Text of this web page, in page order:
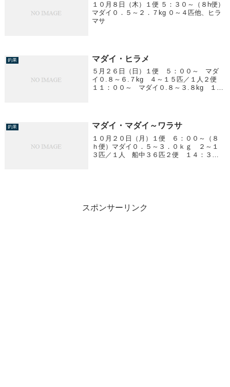
１０月８日（木）１便 ５：３０～（８h便）
マダイ０．５～２．７kg ０～４匹他、ヒラ
マサ
釣果 マダイ・ヒラメ
５月２６日（日）１便 ５：００～ マダ
イ０.８～６.７kg ４～１５匹／１人２便
１１：００～ マダイ０.８～３.８kg １～
釣果 マダイ・マダイ～ワラサ
１０月２０日（月）１便 ６：００～（８
ｈ便）マダイ０．５～３．０ｋｇ ２～１
３匹／１人 船中３６匹２便 １４：３０
スポンサーリンク